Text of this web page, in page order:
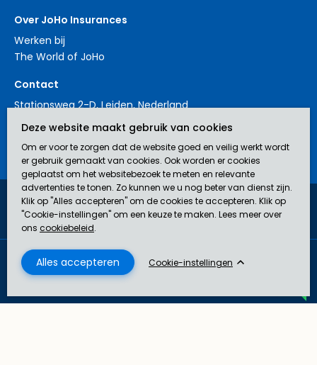
Over JoHo Insurances
Werken bij
The World of JoHo
Contact
Stationsweg 2-D, Leiden, Nederland
+31 88 3214561
contact@johoinsurances.org
JoHo Insurances is een door de AFM erkend bemiddelaar (nr.
12043929) in verzekeringen.
DisclaimerPrivacyverklaring Algemene Voorwaarden
© 2026 JoHo Insurances
U kunt hier uw vragen stellen. U kunt onderin dit
Deze website maakt gebruik van cookies
Om er voor te zorgen dat de website goed en veilig werkt wordt
er gebruik gemaakt van cookies. Ook worden er cookies
geplaatst om het websitebezoek te meten en relevante
advertenties te tonen. Zo kunnen we u nog beter van dienst zijn.
Klik op "Alles accepteren" om de cookies te accepteren. Klik op
"Cookie-instellingen" om een keuze te maken. Lees meer over
ons cookiebeleid.
Cookie-instellingen